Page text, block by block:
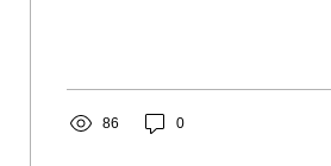
86 0